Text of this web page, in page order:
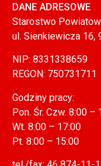
DANE ADRESOWE
Starostwo
ul. Sienkiewicza 16,
NIP: 8331338659
REGON: 750731711
Godziny pracy:
Pon. Śr. Czw. 8:00 –
Wt. 8:00 – 17:00
Pt. 8:00 – 15:00